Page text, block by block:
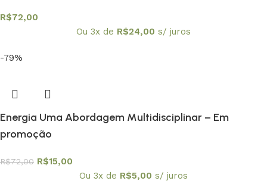
R$72,00
Ou 3x de R$24,00 s/ juros
-79%
Energia Uma Abordagem Multidisciplinar – Em
promoção
R$72,00 R$15,00
Ou 3x de R$5,00 s/ juros